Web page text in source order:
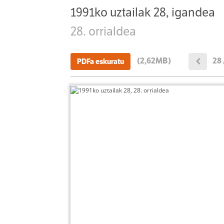
1991ko uztailak 28, igandea
28. orrialdea
PDFa eskuratu (2,62MB) 28